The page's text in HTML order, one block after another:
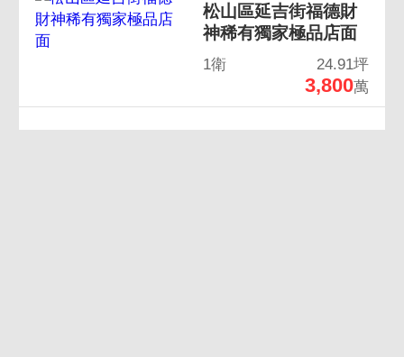
松山區延吉街福德財
神稀有獨家極品店面
1衛 24.91坪
3,800萬